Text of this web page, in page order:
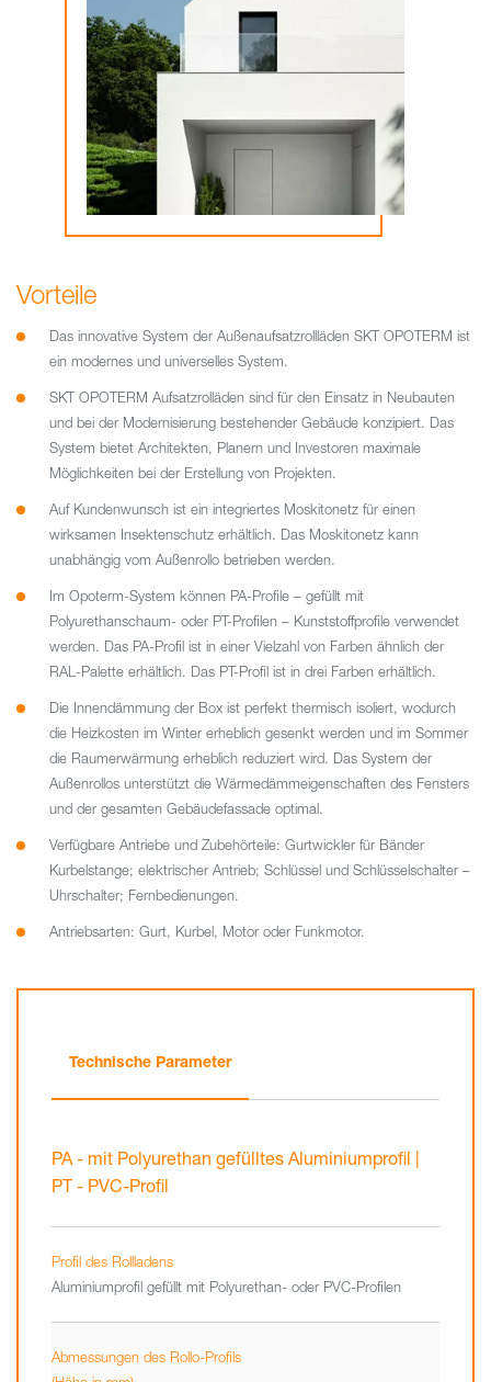
Vorteile
Das innovative System der Außenaufsatzrollläden SKT OPOTERM ist
ein modernes und universelles System.
SKT OPOTERM Aufsatzrolläden sind für den Einsatz in Neubauten
und bei der Modernisierung bestehender Gebäude konzipiert. Das
System bietet Architekten, Planern und Investoren maximale
Möglichkeiten bei der Erstellung von Projekten.
Auf Kundenwunsch ist ein integriertes Moskitonetz für einen
wirksamen Insektenschutz erhältlich. Das Moskitonetz kann
unabhängig vom Außenrollo betrieben werden.
Im Opoterm-System können PA-Profile – gefüllt mit
Polyurethanschaum- oder PT-Profilen – Kunststoffprofile verwendet
werden. Das PA-Profil ist in einer Vielzahl von Farben ähnlich der
RAL-Palette erhältlich. Das PT-Profil ist in drei Farben erhältlich.
Die Innendämmung der Box ist perfekt thermisch isoliert, wodurch
die Heizkosten im Winter erheblich gesenkt werden und im Sommer
die Raumerwärmung erheblich reduziert wird. Das System der
Außenrollos unterstützt die Wärmedämmeigenschaften des Fensters
und der gesamten Gebäudefassade optimal.
Verfügbare Antriebe und Zubehörteile: Gurtwickler für Bänder
Kurbelstange; elektrischer Antrieb; Schlüssel und Schlüsselschalter –
Uhrschalter; Fernbedienungen.
Antriebsarten: Gurt, Kurbel, Motor oder Funkmotor.
Technische Parameter
PA - mit Polyurethan gefülltes Aluminiumprofil |
PT - PVC-Profil
Profil des Rollladens
Aluminiumprofil gefüllt mit Polyurethan- oder PVC-Profilen
Abmessungen des Rollo-Profils